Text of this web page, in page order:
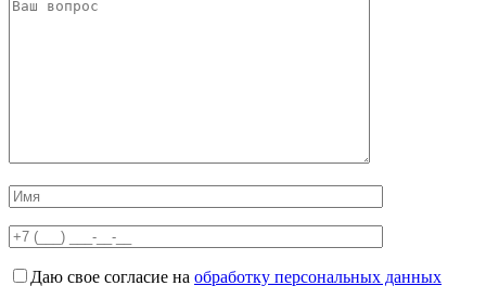
Даю свое согласие на обработку персональных данных